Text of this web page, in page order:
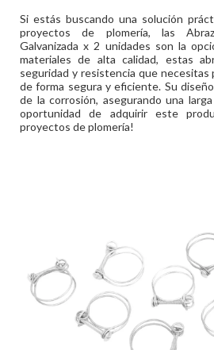
Si estás buscando una solución
proyectos de plomería, las
Galvanizada x 2 unidades son la
materiales de alta calidad, estas
seguridad y resistencia que necesitas
de forma segura y eficiente. Su
de la corrosión, asegurando una
oportunidad de adquirir este
proyectos de plomería!